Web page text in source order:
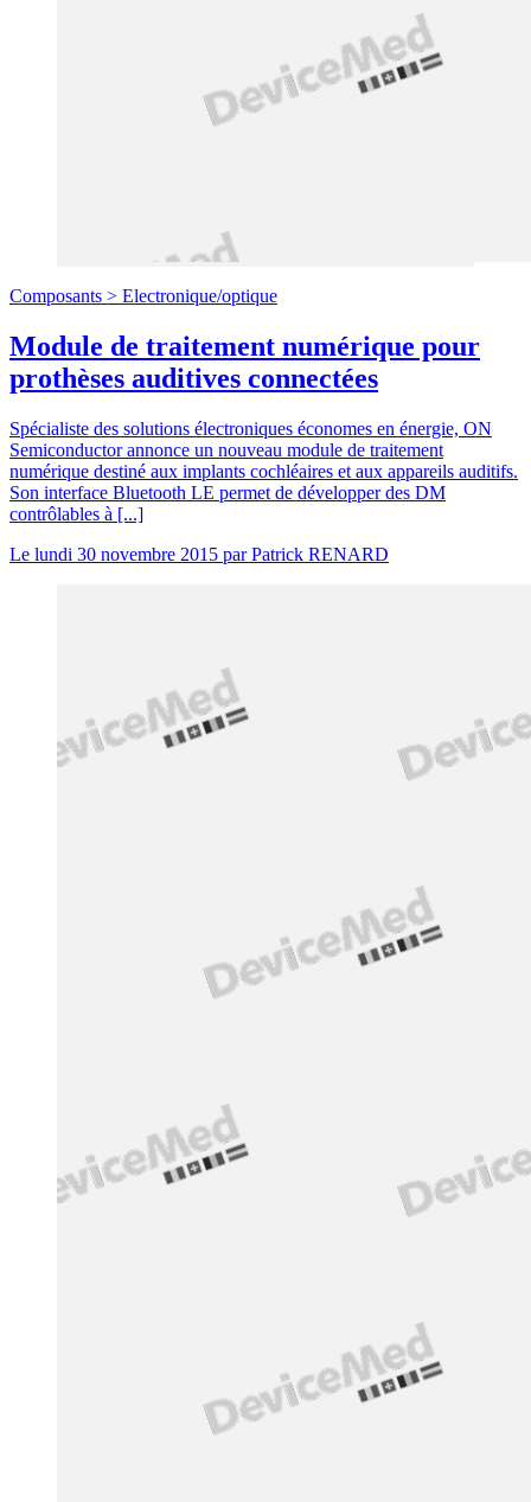
Composants > Electronique/optique
Module de traitement numérique pour
prothèses auditives connectées
Spécialiste des solutions électroniques économes en énergie, ON
Semiconductor annonce un nouveau module de traitement
numérique destiné aux implants cochléaires et aux appareils auditifs.
Son interface Bluetooth LE permet de développer des DM
contrôlables à [...]
Le lundi 30 novembre 2015 parPatrick RENARD